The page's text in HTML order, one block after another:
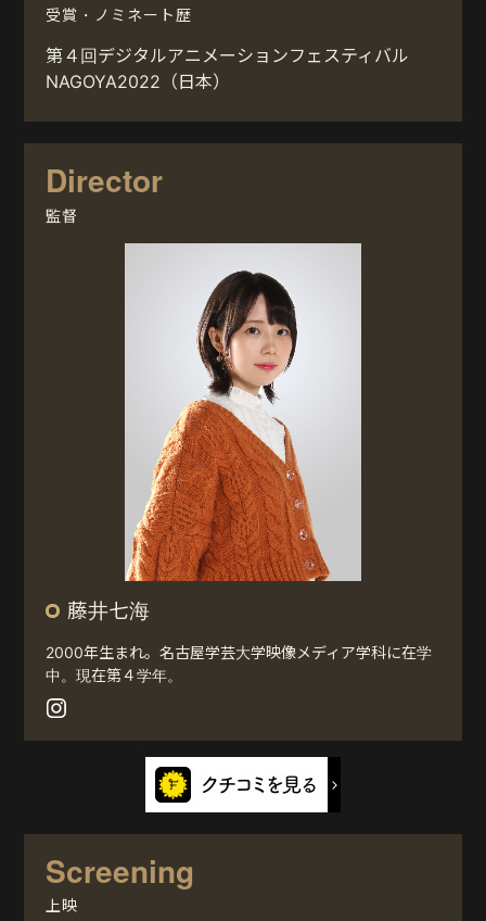
受賞・ノミネート歴
第４回デジタルアニメーションフェスティバル
NAGOYA2022（日本）
Director
監督
藤井七海
2000年生まれ。名古屋学芸大学映像メディア学科に在学
中。現在第４学年。
Screening
上映